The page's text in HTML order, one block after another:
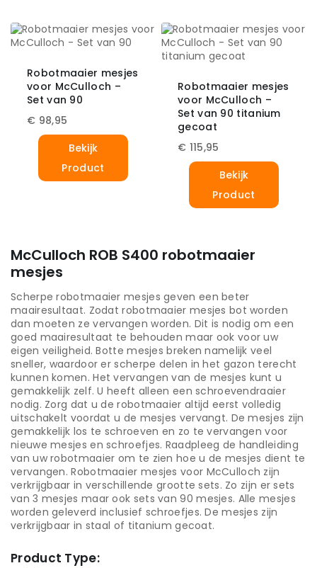
Robotmaaier mesjes
voor McCulloch –
Set van 90
€ 98,95
Bekijk
Product
Robotmaaier mesjes
voor McCulloch –
Set van 90 titanium
gecoat
€ 115,95
Bekijk
Product
McCulloch ROB S400 robotmaaier
mesjes
Scherpe robotmaaier mesjes geven een beter
maairesultaat. Zodat robotmaaier mesjes bot worden
dan moeten ze vervangen worden. Dit is nodig om een
goed maairesultaat te behouden maar ook voor uw
eigen veiligheid. Botte mesjes breken namelijk veel
sneller, waardoor er scherpe delen in het gazon terecht
kunnen komen. Het vervangen van de mesjes kunt u
gemakkelijk zelf. U heeft alleen een schroevendraaier
nodig. Zorg dat u de robotmaaier altijd eerst volledig
uitschakelt voordat u de mesjes vervangt. De mesjes zijn
gemakkelijk los te schroeven en zo te vervangen voor
nieuwe mesjes en schroefjes. Raadpleeg de handleiding
van uw robotmaaier om te zien hoe u de mesjes dient te
vervangen. Robotmaaier mesjes voor McCulloch zijn
verkrijgbaar in verschillende grootte sets. Zo zijn er sets
van 3 mesjes maar ook sets van 90 mesjes. Alle mesjes
worden geleverd inclusief schroefjes. De mesjes zijn
verkrijgbaar in staal of titanium gecoat.
Product Type: